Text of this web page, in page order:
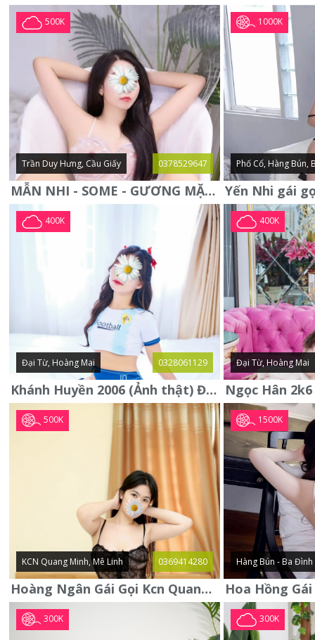
500K
Trần Duy Hưng, Cầu Giấy 0378529647
MẪN NHI - SOME - GƯƠNG MẶT XINH XẮN -CỰC CHIỀU KHÁCH
1000K
Phố Cổ, Hàng Bún,
400K
Đại Từ, Hoàng Mai 0328061129
Khánh Huyền 2006 (Ảnh thật) Đại từ - Hoàng Mai
400K
Đại Từ, Hoàng Mai
500K
KCN Quang Minh, Mê Linh 0369414280
Hoàng Ngân Gái Gọi Kcn Quang Minh - Mê Linh . Hàng Vip Lần Đầu
1500K
Hàng Bún - Ba Đình
300K 300K